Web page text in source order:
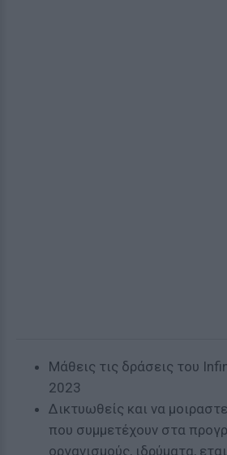
Μάθεις τις δράσεις του
2023
Δικτυωθείς και να
που συμμετέχουν στα
οργανισμούς, ιδρύματα,